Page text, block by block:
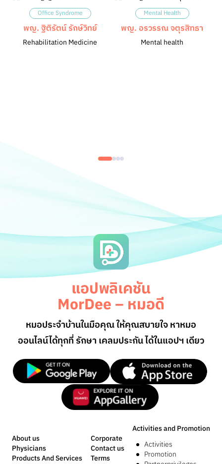
Office Syndrome
พญ. ฐิติรัตน์ รักษ์วิทย์
Rehabilitation Medicine
Mental Health
พญ. อรวรรณ จตุรสิทธา
Mental health
แอปพลิเคชัน
MorDee – หมอดี
หมอประจำบ้านในมือคุณ ให้คุณสบายใจ หาหมอ
ออนไลน์ได้ทุกที่ รักษา เคลมประกัน ได้ในแอปฯ เดียว
About us
Physicians
Products And Services
Activities and Promotion
Activities
Promotion
Corporate
Contact us
Terms